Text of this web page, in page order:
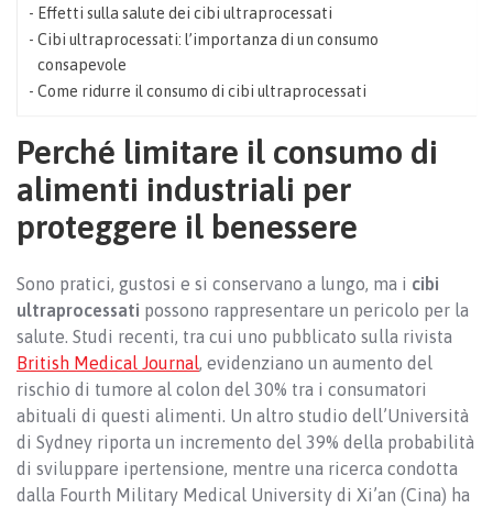
Effetti sulla salute dei cibi ultraprocessati
Cibi ultraprocessati: l’importanza di un consumo
consapevole
Come ridurre il consumo di cibi ultraprocessati
Perché limitare il consumo di
alimenti industriali per
proteggere il benessere
Sono pratici, gustosi e si conservano a lungo, ma i cibi
ultraprocessati possono rappresentare un pericolo per la
salute. Studi recenti, tra cui uno pubblicato sulla rivista
British Medical Journal, evidenziano un aumento del
rischio di tumore al colon del 30% tra i consumatori
abituali di questi alimenti. Un altro studio dell’Università
di Sydney riporta un incremento del 39% della probabilità
di sviluppare ipertensione, mentre una ricerca condotta
dalla Fourth Military Medical University di Xi’an (Cina) ha